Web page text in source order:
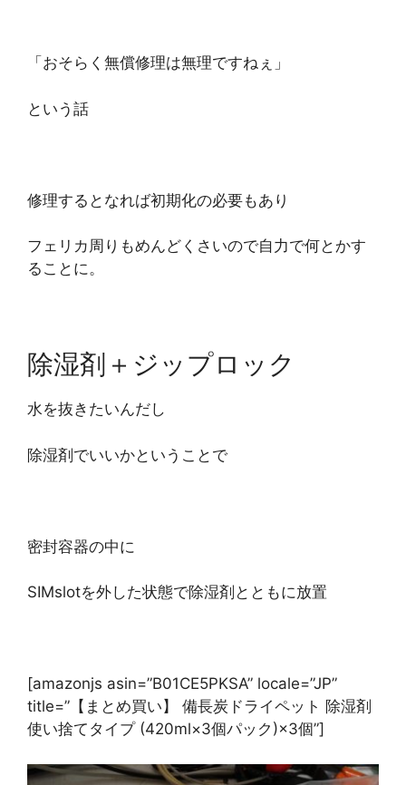
「おそらく無償修理は無理ですねぇ」
という話
修理するとなれば初期化の必要もあり
フェリカ周りもめんどくさいので自力で何とかす
ることに。
除湿剤＋ジップロック
水を抜きたいんだし
除湿剤でいいかということで
密封容器の中に
SIMslotを外した状態で除湿剤とともに放置
[amazonjs asin=”B01CE5PKSA” locale=”JP”
title=”【まとめ買い】 備長炭ドライペット 除湿剤
使い捨てタイプ (420ml×3個パック)×3個”]